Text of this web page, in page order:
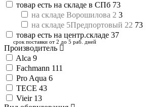
товар есть на складе в СПб 73
на складе Ворошилова 2 3
на складе 5Предпортовый 22 73
товар есть на центр.складе 37
срок поставки от 2 до 5 раб. дней
Производитель
Alca 9
Fachmann 111
Pro Aqua 6
TECE 43
Vieir 13